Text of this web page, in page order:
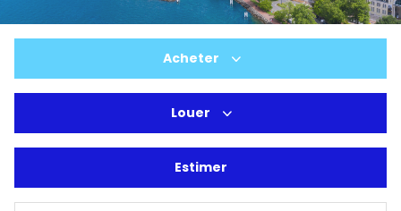
Acheter
Du neuf
Louer
De l'immo pro
Estimer